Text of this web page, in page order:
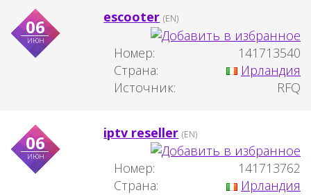
06
июн
escooter (EN)
Номер:
141713540
Страна:
Ирландия
Источник:
RFQ
06
июн
iptv reseller (EN)
Номер:
141713762
Страна:
Ирландия